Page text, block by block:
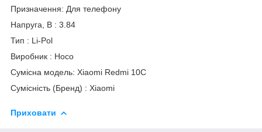
Призначення: Для телефону
Напруга, В : 3.84
Тип : Li-Pol
Виробник : Hoco
Сумісна модель: Xiaomi Redmi 10C
Сумісність (Бренд) : Xiaomi
Приховати